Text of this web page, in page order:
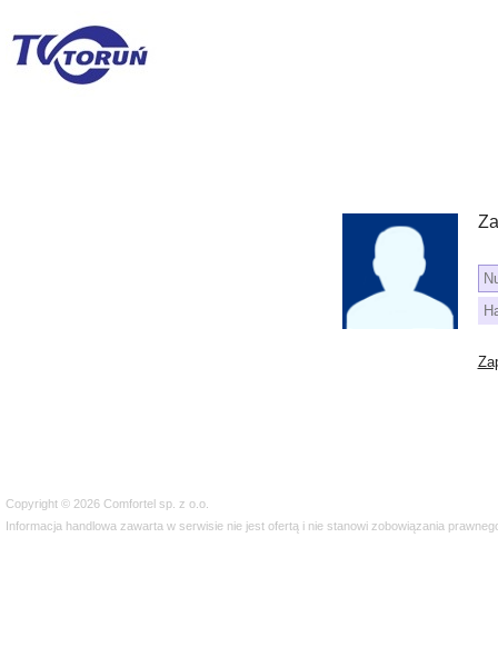
Copyright © 2026 Comfortel sp. z o.o.
Informacja handlowa zawarta w serwisie nie jest ofertą i nie stanowi zobowiązania